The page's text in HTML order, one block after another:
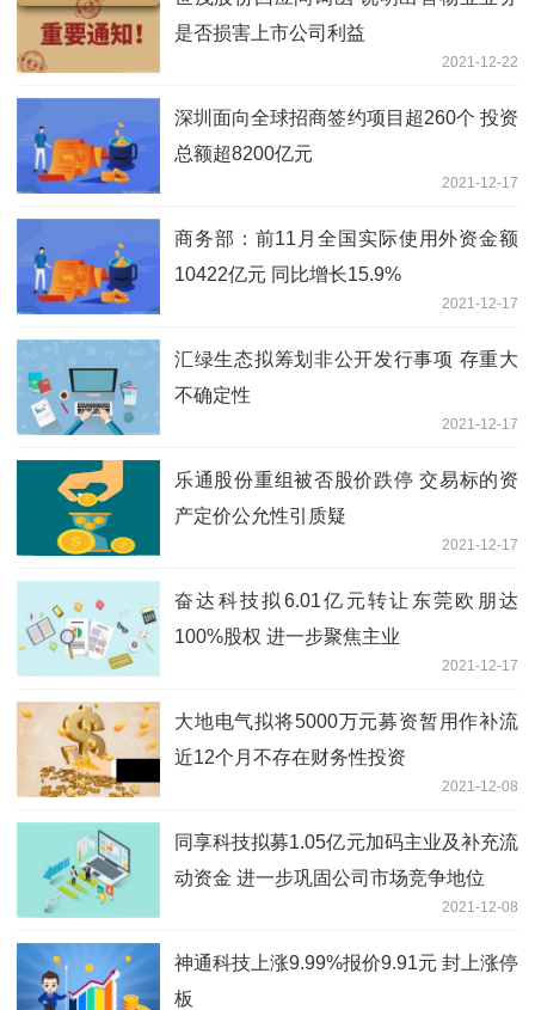
是否损害上市公司利益
2021-12-22
深圳面向全球招商签约项目超260个 投资
总额超8200亿元
2021-12-17
商务部：前11月全国实际使用外资金额
10422亿元 同比增长15.9%
2021-12-17
汇绿生态拟筹划非公开发行事项 存重大
不确定性
2021-12-17
乐通股份重组被否股价跌停 交易标的资
产定价公允性引质疑
2021-12-17
奋达科技拟6.01亿元转让东莞欧朋达
100%股权 进一步聚焦主业
2021-12-17
大地电气拟将5000万元募资暂用作补流
近12个月不存在财务性投资
2021-12-08
同享科技拟募1.05亿元加码主业及补充流
动资金 进一步巩固公司市场竞争地位
2021-12-08
神通科技上涨9.99%报价9.91元 封上涨停
板